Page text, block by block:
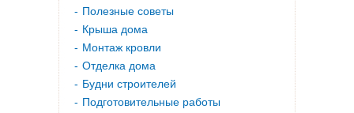
Полезные советы
Крыша дома
Монтаж кровли
Отделка дома
Будни строителей
Подготовительные работы